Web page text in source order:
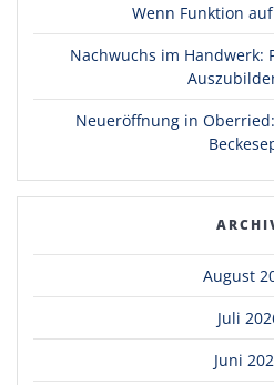
Wenn Funktion
Nachwuchs im Handwerk:
Neueröffnung in
August
Juli
Juni